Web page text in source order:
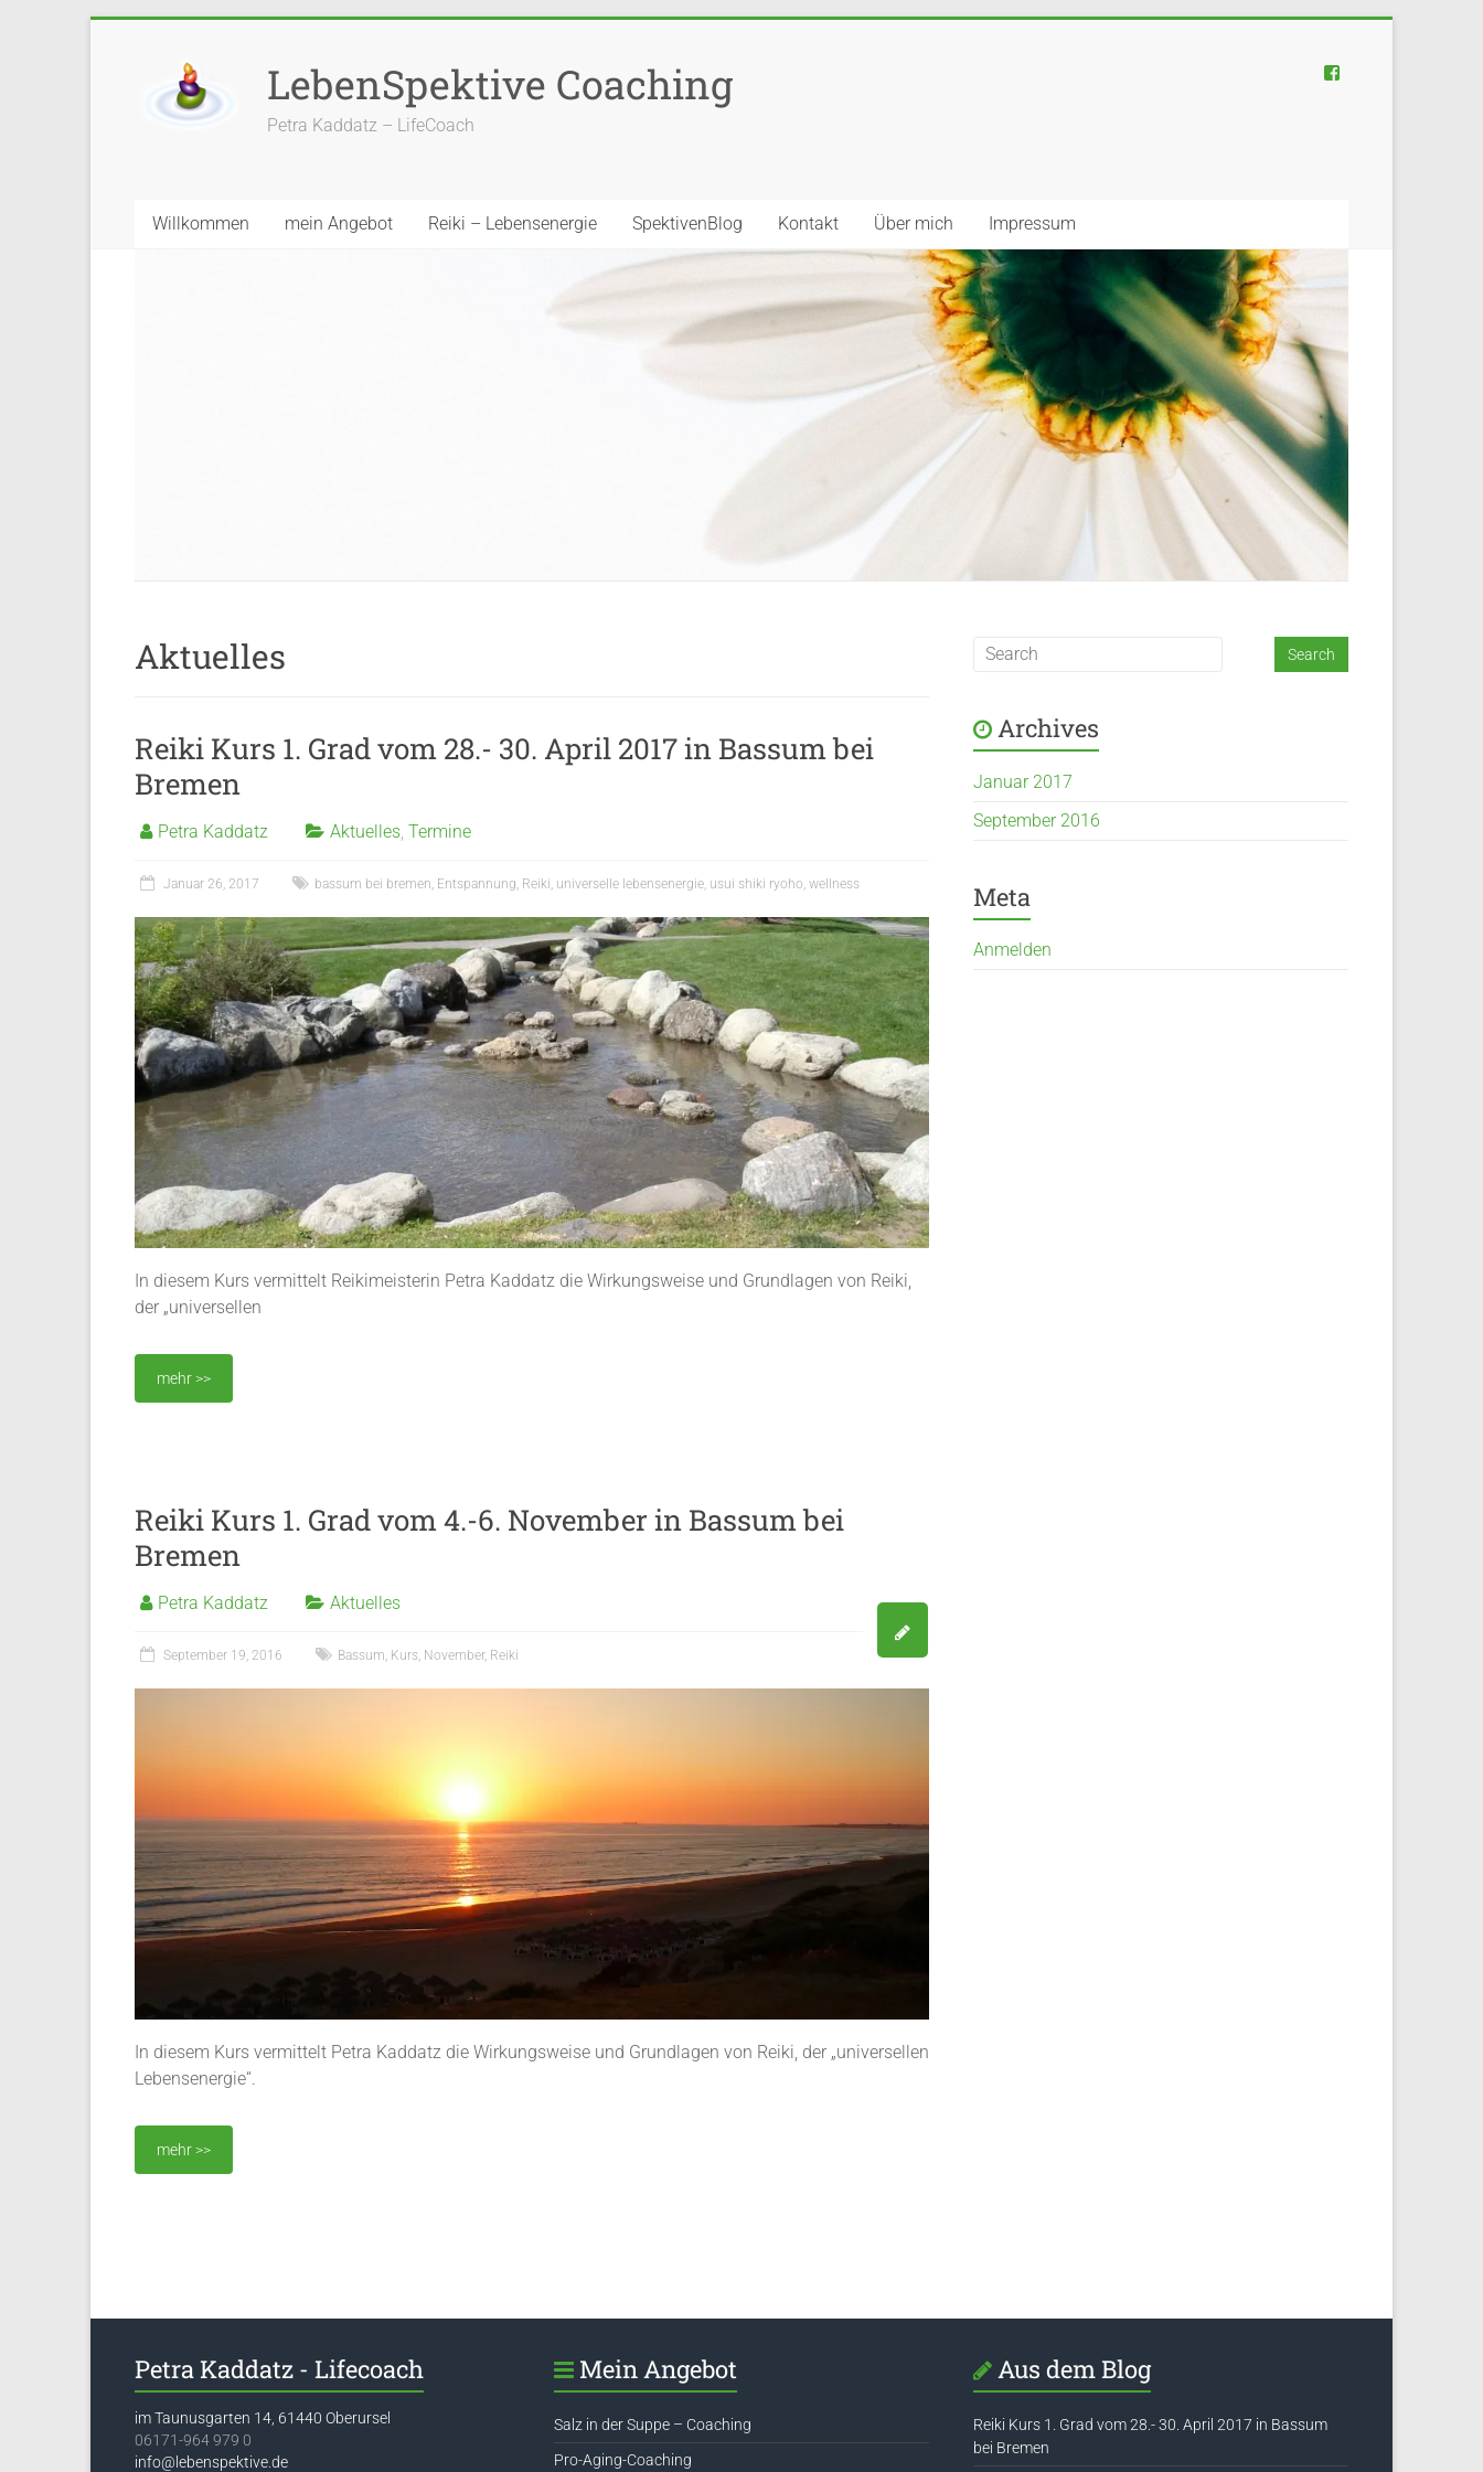
LebenSpektive Coaching
Petra Kaddatz – LifeCoach
Willkommen mein Angebot Reiki – Lebensenergie SpektivenBlog Kontakt Über mich Impressum
Aktuelles
Reiki Kurs 1. Grad vom 28.- 30. April 2017 in Bassum bei
Bremen
Petra Kaddatz Aktuelles, Termine
Januar 26, 2017 bassum bei bremen, Entspannung, Reiki, universelle lebensenergie, usui shiki ryoho, wellness
In diesem Kurs vermittelt Reikimeisterin Petra Kaddatz die Wirkungsweise und Grundlagen von Reiki,
der „universellen
mehr >>
Reiki Kurs 1. Grad vom 4.-6. November in Bassum bei
Bremen
Petra Kaddatz Aktuelles
September 19, 2016 Bassum, Kurs, November, Reiki
In diesem Kurs vermittelt Petra Kaddatz die Wirkungsweise und Grundlagen von Reiki, der „universellen
Lebensenergie“.
mehr >>
Archives
Januar 2017
September 2016
Meta
Anmelden
Petra Kaddatz - Lifecoach
im Taunusgarten 14, 61440 Oberursel
06171-964 979 0
info@lebenspektive.de
Mein Angebot
Salz in der Suppe – Coaching
Pro-Aging-Coaching
Aus dem Blog
Reiki Kurs 1. Grad vom 28.- 30. April 2017 in Bassum
bei Bremen